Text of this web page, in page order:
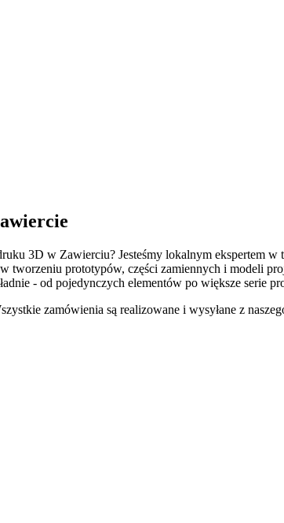
3D w Zawierciu? Jesteśmy lokalnym ekspertem
tworzeniu prototypów, części zamiennych i modeli
- od pojedynczych elementów po większe serie
zamówienia są realizowane i wysyłane z